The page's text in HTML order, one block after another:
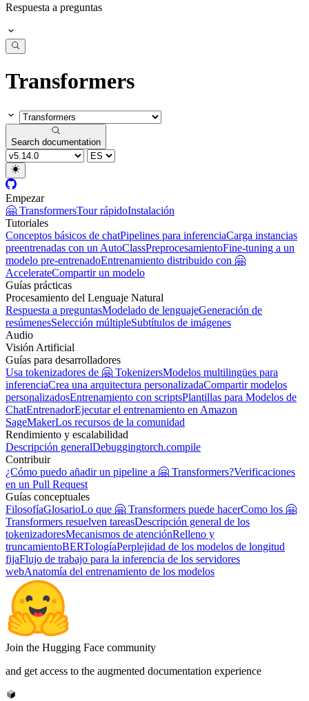
Respuesta a preguntas
Transformers
Search documentation
Empezar
🤗 TransformersTour rápidoInstalación
Tutoriales
Conceptos básicos de chatPipelines para inferenciaCarga instancias
preentrenadas con un AutoClassPreprocesamientoFine-tuning a un
modelo pre-entrenadoEntrenamiento distribuido con 🤗
AccelerateCompartir un modelo
Guías prácticas
Procesamiento del Lenguaje Natural
Respuesta a preguntasModelado de lenguajeGeneración de
resúmenesSelección múltipleSubtítulos de imágenes
Audio
Visión Artificial
Guías para desarrolladores
Usa tokenizadores de 🤗 TokenizersModelos multilingües para
inferenciaCrea una arquitectura personalizadaCompartir modelos
personalizadosEntrenamiento con scriptsPlantillas para Modelos de
ChatEntrenadorEjecutar el entrenamiento en Amazon
SageMakerLos recursos de la comunidad
Rendimiento y escalabilidad
Descripción generalDebuggingtorch.compile
Contribuir
¿Cómo puedo añadir un pipeline a 🤗 Transformers?Verificaciones
en un Pull Request
Guías conceptuales
FilosofíaGlosarioLo que 🤗 Transformers puede hacerComo los 🤗
Transformers resuelven tareasDescripción general de los
tokenizadoresMecanismos de atenciónRelleno y
truncamientoBERTologíaPerplejidad de los modelos de longitud
fijaFlujo de trabajo para la inferencia de los servidores
webAnatomía del entrenamiento de los modelos
Join the Hugging Face community
and get access to the augmented documentation experience